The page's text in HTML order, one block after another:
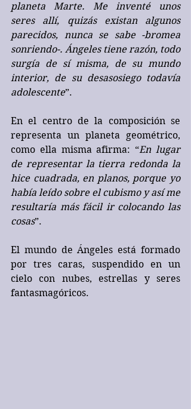
planeta Marte. Me inventé unos
seres allí, quizás existan algunos
parecidos, nunca se sabe -bromea
sonriendo-. Ángeles tiene razón, todo
surgía de sí misma, de su mundo
interior, de su desasosiego todavía
adolescente”.
En el centro de la composición se
representa un planeta geométrico,
como ella misma afirma: “En lugar
de representar la tierra redonda la
hice cuadrada, en planos, porque yo
había leído sobre el cubismo y así me
resultaría más fácil ir colocando las
cosas”.
El mundo de Ángeles está formado
por tres caras, suspendido en un
cielo con nubes, estrellas y seres
fantasmagóricos.